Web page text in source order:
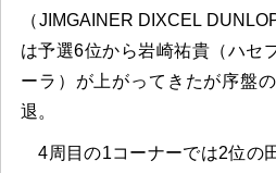
（JIMGAINER DIXCEL
は予選6位から岩崎祐貴（ハセ
ーラ）が上がってきたが序盤
退。
4周目の1コーナーでは2位の